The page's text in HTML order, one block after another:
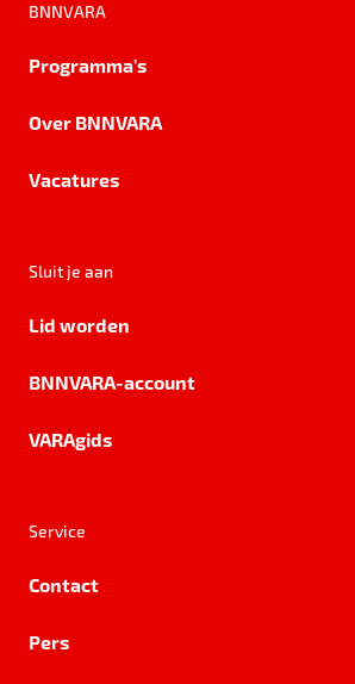
BNNVARA
Programma's
Over BNNVARA
Vacatures
Sluit je aan
Lid worden
BNNVARA-account
VARAgids
Service
Contact
Pers